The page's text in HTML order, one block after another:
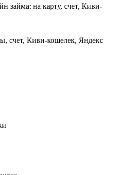
займа: на карту, счет, Киви-
счет, Киви-кошелек, Яндекс